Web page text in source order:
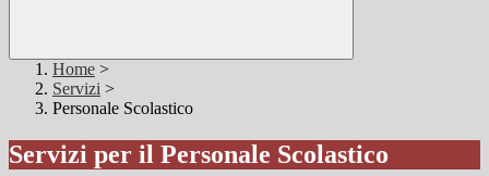
Home >
Servizi >
Personale Scolastico
Servizi per il Personale Scolastico